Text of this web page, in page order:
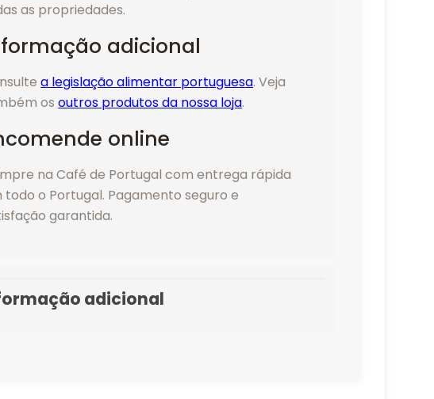
as propriedades.
adicional
a legislação alimentar portuguesa. Veja
osoutros produtos da nossa loja.
online
na Café de Portugal com entrega rápida
todo o Portugal. Pagamento seguro e
garantida.
adicional